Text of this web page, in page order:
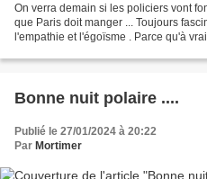
On verra demain si les policiers vont
que Paris doit manger ... Toujours
l'empathie et l'égoïsme . Parce qu'à
Bonne nuit polaire ....
Publié le 27/01/2024 à 20:22
Par Mortimer